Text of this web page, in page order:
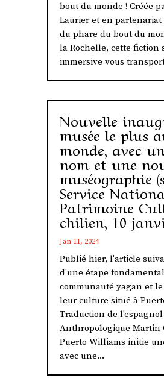
bout du monde ! Créée
Laurier et en partenariat
du phare du bout du
la Rochelle, cette fiction
immersive vous
Nouvelle
musée le plus
monde, avec
nom et une
muséographie
Service
Patrimoine
chilien, 10
Jan 11, 2024
Publié hier, l'article
d'une étape
communauté yagan et
leur culture situé à
Traduction de l'espagnol
Anthropologique Martin
Puerto Williams initie
avec une...